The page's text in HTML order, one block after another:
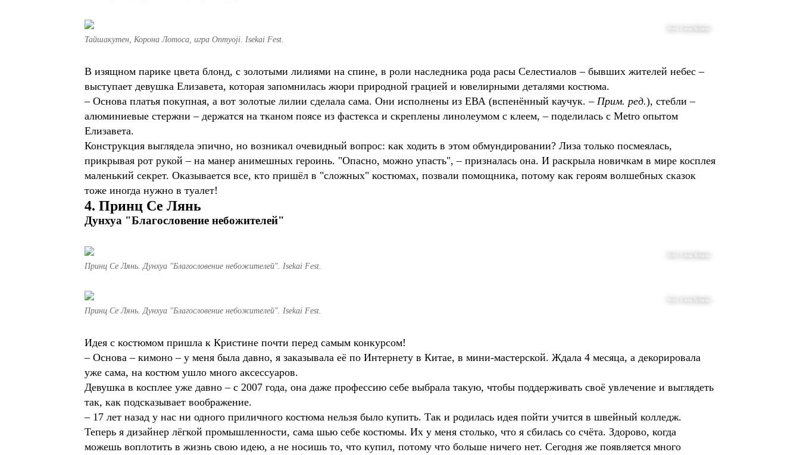
Фото: Елена Купцова
Тайшакутен, Корона Лотоса, игра Onmyoji. Isekai Fest.
В изящном парике цвета блонд, с золотыми лилиями на спине, в роли наследника рода расы Селестиалов – бывших жителей небес –
выступает девушка Елизавета, которая запомнилась жюри природной грацией и ювелирными деталями костюма.
– Основа платья покупная, а вот золотые лилии сделала сама. Они исполнены из ЕВА (вспенённый каучук. – Прим. ред.), стебли –
алюминиевые стержни – держатся на тканом поясе из фастекса и скреплены линолеумом с клеем, – поделилась с Metro опытом
Елизавета.
Конструкция выглядела эпично, но возникал очевидный вопрос: как ходить в этом обмундировании? Лиза только посмеялась,
прикрывая рот рукой – на манер анимешных героинь. "Опасно, можно упасть", – призналась она. И раскрыла новичкам в мире косплея
маленький секрет. Оказывается все, кто пришёл в "сложных" костюмах, позвали помощника, потому как героям волшебных сказок
тоже иногда нужно в туалет!
4. Принц Се Лянь
Дунхуа "Благословение небожителей"
Фото: Елена Купцова
Принц Се Лянь. Дунхуа "Благословение небожителей". Isekai Fest.
Фото: Елена Купцова
Принц Се Лянь. Дунхуа "Благословение небожителей". Isekai Fest.
Идея с костюмом пришла к Кристине почти перед самым конкурсом!
– Основа – кимоно – у меня была давно, я заказывала её по Интернету в Китае, в мини-мастерской. Ждала 4 месяца, а декорировала
уже сама, на костюм ушло много аксессуаров.
Девушка в косплее уже давно – с 2007 года, она даже профессию себе выбрала такую, чтобы поддерживать своё увлечение и выглядеть
так, как подсказывает воображение.
– 17 лет назад у нас ни одного приличного костюма нельзя было купить. Так и родилась идея пойти учится в швейный колледж.
Теперь я дизайнер лёгкой промышленности, сама шью себе костюмы. Их у меня столько, что я сбилась со счёта. Здорово, когда
можешь воплотить в жизнь свою идею, а не носишь то, что купил, потому что больше ничего нет. Сегодня же появляется много